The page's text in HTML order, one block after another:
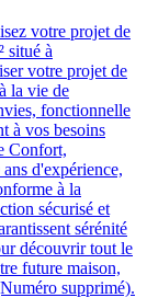
votre projet de
situé à
votre projet de
la vie de
fonctionnelle
à vos besoins
Confort,
d'expérience,
à la
sécurisé et
sérénité
découvrir tout le
future maison,
supprimé).